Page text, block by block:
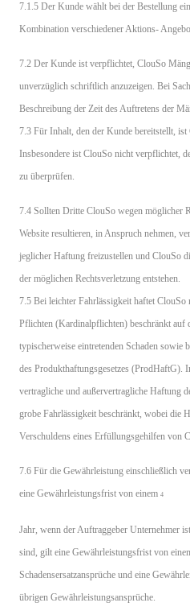
7.1.5 Der Kunde wählt bei der Bestellung
Kombination verschiedener Aktions-
7.2 Der Kunde ist verpflichtet, ClouSo
unverzüglich schriftlich anzuzeigen. Bei
Beschreibung der Zeit des Auftretens der
7.3 Für Inhalt, den der Kunde bereitstellt,
Insbesondere ist ClouSo nicht verpflichtet,
zu überprüfen.
7.4 Sollten Dritte ClouSo wegen möglicher
Website resultieren, in Anspruch nehmen,
jeglicher Haftung freizustellen und ClouSo
der möglichen Rechtsverletzung entstehen.
7.5 Bei leichter Fahrlässigkeit haftet
Pflichten (Kardinalpflichten) beschränkt auf
typischerweise eintretenden Schaden sowie
des Produkthaftungsgesetzes (ProdHaftG).
vertragliche und außervertragliche Haftung
grobe Fahrlässigkeit beschränkt, wobei die
Verschuldens eines Erfüllungsgehilfen von
7.6 Für die Gewährleistung einschließlich
eine Gewährleistungsfrist von einem 4
Jahr, wenn der Auftraggeber Unternehmer
sind, gilt eine Gewährleistungsfrist von
Schadensersatzansprüche und eine
übrigen Gewährleistungsansprüche.